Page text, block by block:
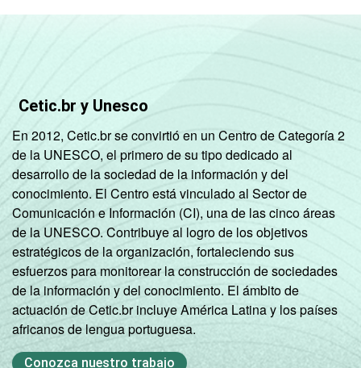
Fonte: NIC.br - set/nov 2010
Cetic.br y Unesco
En 2012, Cetic.br se convirtió en un Centro de Categoría 2
de la UNESCO, el primero de su tipo dedicado al
desarrollo de la sociedad de la información y del
conocimiento. El Centro está vinculado al Sector de
Comunicación e Información (CI), una de las cinco áreas
de la UNESCO. Contribuye al logro de los objetivos
estratégicos de la organización, fortaleciendo sus
esfuerzos para monitorear la construcción de sociedades
de la información y del conocimiento. El ámbito de
actuación de Cetic.br incluye América Latina y los países
africanos de lengua portuguesa.
Conozca nuestro trabajo